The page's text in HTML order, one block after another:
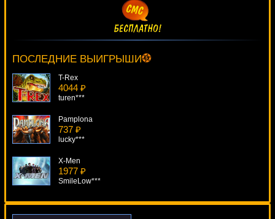
ПОСЛЕДНИЕ ВЫИГРЫШИ
Gamer***
T-Rex
4044 ₽
turen***
Pamplona
737 ₽
lucky***
X-Men
1977 ₽
SmileLow***
Fruits Land
3071 ₽